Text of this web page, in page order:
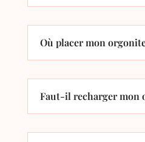
Où placer mon
Faut-il recharger mon